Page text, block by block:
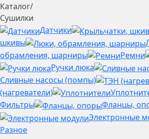
Каталог/
Сушилки
Датчики
шкивы
обрамления, шарниры
Ремни
Ручки люка
Сливные насосы (помпы)
(нагреватели)
Фильтры
Фланцы,
Электронные
Разное